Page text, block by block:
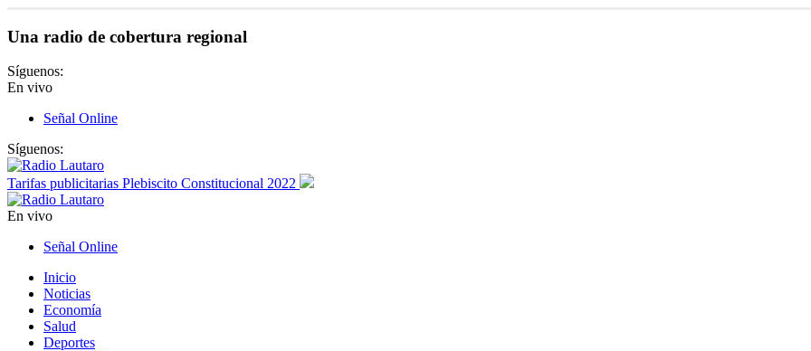
Una radio de cobertura regional
Síguenos:
En vivo
Señal Online
Síguenos:
Tarifas publicitarias Plebiscito Constitucional 2022
En vivo
Señal Online
Inicio
Noticias
Economía
Salud
Deportes